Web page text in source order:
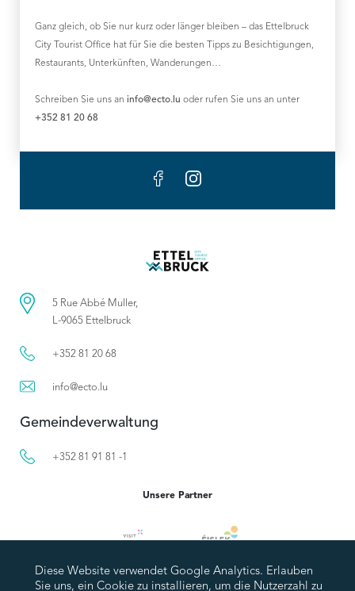
Ganz gleich, ob Sie nur kurz oder länger bleiben – das Ettelbruck
City Tourist Office hat für Sie die besten Tipps zu Besichtigungen,
Restaurants, Unterkünften, Wanderungen…
Schreiben Sie uns an info@ecto.lu oder rufen Sie uns an unter
+352 81 20 68
5 Rue Abbé Muller,
L-9065 Ettelbruck
+352 81 20 68
info@ecto.lu
Gemeindeverwaltung
+352 81 91 81 -1
Unsere Partner
Diese Website verwendet Google Analytics. Erlauben
Sie uns, ein Cookie zu installieren, um die Nutzerzahl zu